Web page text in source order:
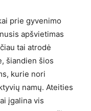
prie gyvenimo
apšvietimas
tai atrodė
šiandien šios
kurie nori
namų. Ateities
įgalina vis